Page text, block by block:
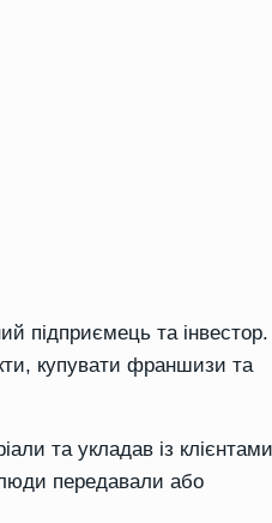
підприємець та інвестор.
купувати франшизи та
та укладав із клієнтами
передавали або